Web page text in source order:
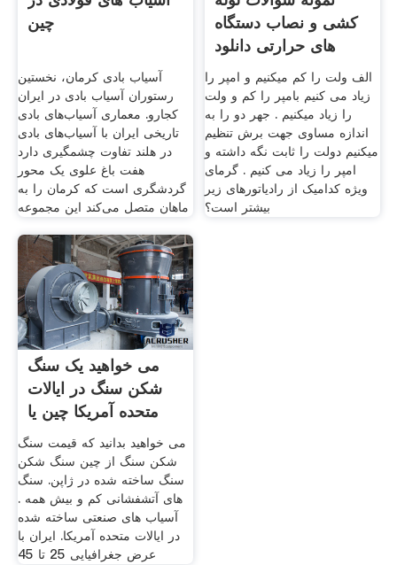
چین
آسیاب بادی کرمان، نخستین
رستوران آسیاب بادی در ایران
کجارو. معماری آسیاب‌های بادی
تاریخی ایران با آسیاب‌های بادی
در هلند تفاوت چشمگیری دارد
هفت باغ علوی یک محور
گردشگری است که کرمان را به
ماهان متصل می‌کند این مجموعه
کشی و نصاب دستگاه
های حرارتی دانلود
الف ولت را کم میکنیم و امپر را
زیاد می کنیم بامپر را کم و ولت
را زیاد میکنیم . جهر دو را به
اندازه مساوی جهت برش تنظیم
میکنیم دولت را ثابت نگه داشته و
امپر را زیاد می کنیم . گرمای
ویژه کدامیک از رادیاتورهای زیر
بیشتر است؟
می خواهید یک سنگ
شکن سنگ در ایالات
متحده آمریکا چین یا
می خواهید بدانید که قیمت سنگ
شکن سنگ از چین سنگ شکن
سنگ ساخته شده در ژاپن. سنگ
های آتشفشانی كم و بیش همه .
آسیاب های صنعتی ساخته شده
در ایالات متحده آمریکا. ایران با
عرض جغرافیایى 25 تا 45